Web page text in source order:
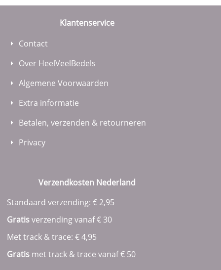
Klantenservice
Contact
Over HeelVeelBedels
Algemene Voorwaarden
Extra informatie
Betalen, verzenden & retourneren
Privacy
Verzendkosten Nederland
Standaard verzending: € 2,95
Gratisverzending vanaf € 30
Met track & trace: € 4,95
Gratis met track & trace vanaf€ 50